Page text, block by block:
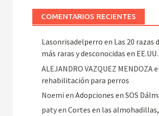
artículos
COMENTARIOS RECIENTES
Lasonrisadelperro en Las 20 razas
más raras y desconocidas en
ALEJANDRO VAZQUEZ MENDOZA
rehabilitación para perros
Noemi en Adopciones en SOS
patyen Cortes en las